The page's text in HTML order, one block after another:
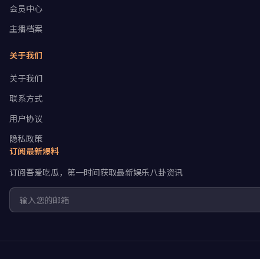
会员中心
主播档案
关于我们
关于我们
联系方式
用户协议
隐私政策
订阅最新爆料
订阅吾爱吃瓜，第一时间获取最新娱乐八卦资讯